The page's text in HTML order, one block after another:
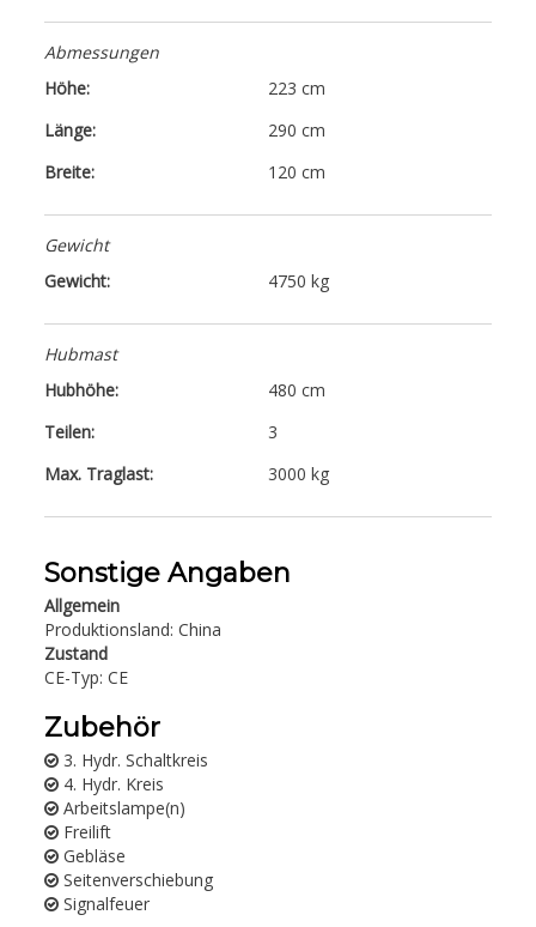
Abmessungen
Höhe:
223 cm
Länge:
290 cm
Breite:
120 cm
Gewicht
Gewicht:
4750 kg
Hubmast
Hubhöhe:
480 cm
Teilen:
3
Max. Traglast:
3000 kg
Sonstige Angaben
Allgemein
Produktionsland: China
Zustand
CE-Typ: CE
Zubehör
3. Hydr. Schaltkreis
4. Hydr. Kreis
Arbeitslampe(n)
Freilift
Gebläse
Seitenverschiebung
Signalfeuer